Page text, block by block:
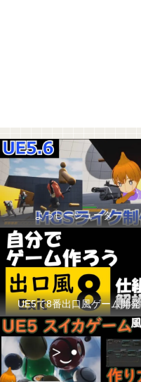
よっしーシューター
UE5で8番出口風ゲーム開発